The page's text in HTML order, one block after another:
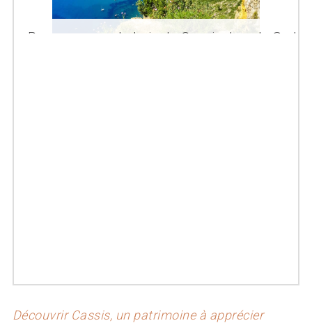
Panorama sur la baie de Cassis dans le Sud
Découvrir Cassis, un patrimoine à apprécier